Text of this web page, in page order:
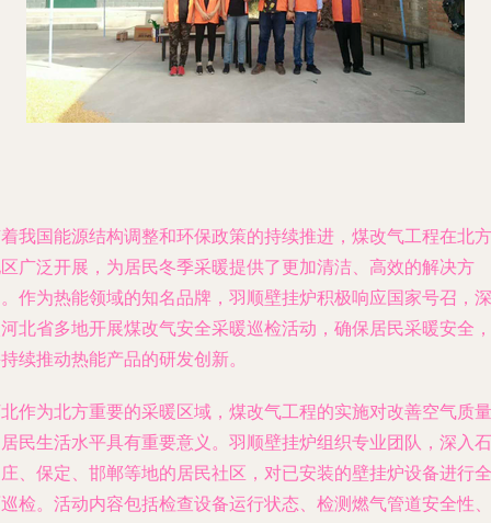
我国能源结构调整和环保政策的持续推进，煤改气工程在北方
广泛开展，为居民冬季采暖提供了更加清洁、高效的解决方
作为热能领域的知名品牌，羽顺壁挂炉积极响应国家号召，深
北省多地开展煤改气安全采暖巡检活动，确保居民采暖安全，
续推动热能产品的研发创新。
作为北方重要的采暖区域，煤改气工程的实施对改善空气质量
民生活水平具有重要意义。羽顺壁挂炉组织专业团队，深入石
、保定、邯郸等地的居民社区，对已安装的壁挂炉设备进行全
检。活动内容包括检查设备运行状态、检测燃气管道安全性、